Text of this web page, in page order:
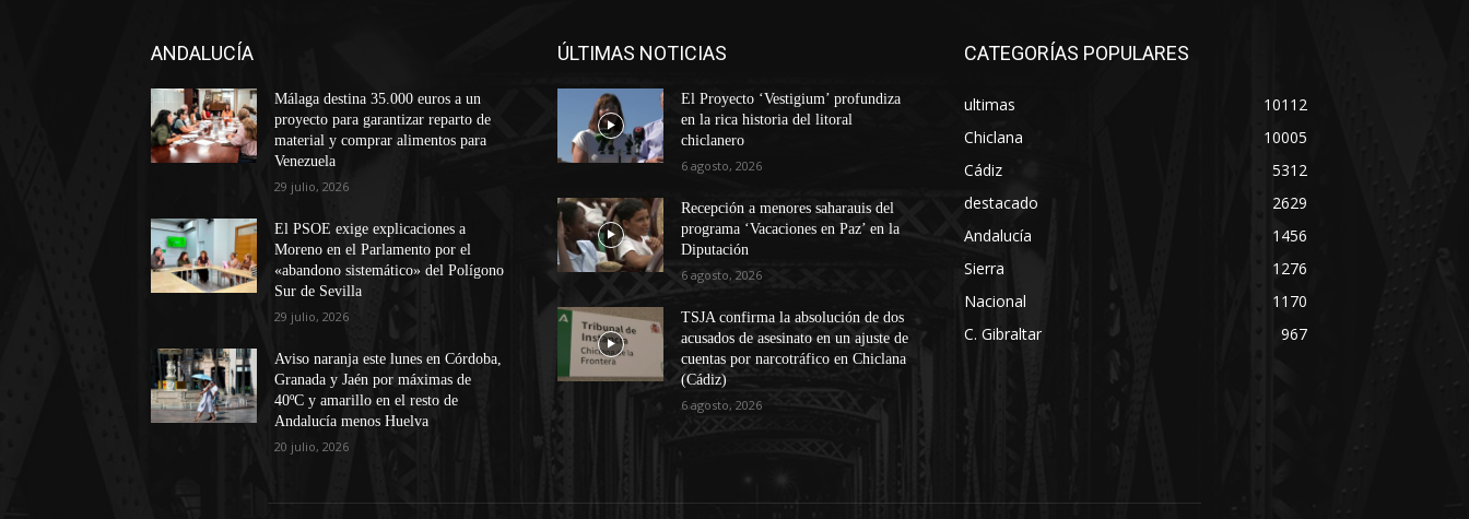
ANDALUCÍA
Málaga destina 35.000 euros a un
proyecto para garantizar reparto de
material y comprar alimentos para
Venezuela
29 julio, 2026
El PSOE exige explicaciones a
Moreno en el Parlamento por el
«abandono sistemático» del Polígono
Sur de Sevilla
29 julio, 2026
Aviso naranja este lunes en Córdoba,
Granada y Jaén por máximas de
40ºC y amarillo en el resto de
Andalucía menos Huelva
20 julio, 2026
ÚLTIMAS NOTICIAS
El Proyecto ‘Vestigium’ profundiza
en la rica historia del litoral
chiclanero
6 agosto, 2026
Recepción a menores saharauis del
programa ‘Vacaciones en Paz’ en la
Diputación
6 agosto, 2026
TSJA confirma la absolución de dos
acusados de asesinato en un ajuste de
cuentas por narcotráfico en Chiclana
(Cádiz)
6 agosto, 2026
CATEGORÍAS POPULARES
ultimas
10112
Chiclana
10005
Cádiz
5312
destacado
2629
Andalucía
1456
Sierra
1276
Nacional
1170
C. Gibraltar
967